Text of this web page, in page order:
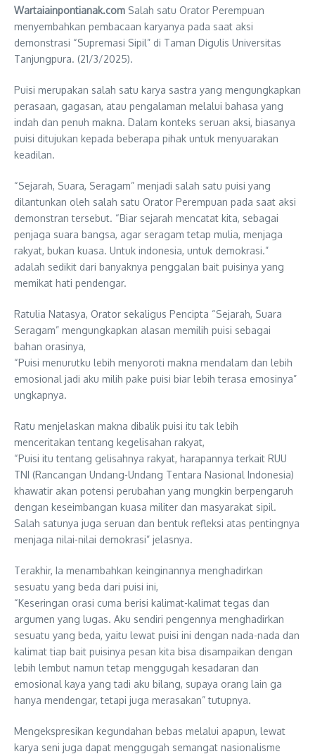
Wartaiainpontianak.com Salah satu Orator Perempuan
menyembahkan pembacaan karyanya pada saat aksi
demonstrasi “Supremasi Sipil” di Taman Digulis Universitas
Tanjungpura. (21/3/2025).
Puisi merupakan salah satu karya sastra yang mengungkapkan
perasaan, gagasan, atau pengalaman melalui bahasa yang
indah dan penuh makna. Dalam konteks seruan aksi, biasanya
puisi ditujukan kepada beberapa pihak untuk menyuarakan
keadilan.
“Sejarah, Suara, Seragam” menjadi salah satu puisi yang
dilantunkan oleh salah satu Orator Perempuan pada saat aksi
demonstran tersebut. “Biar sejarah mencatat kita, sebagai
penjaga suara bangsa, agar seragam tetap mulia, menjaga
rakyat, bukan kuasa. Untuk indonesia, untuk demokrasi.”
adalah sedikit dari banyaknya penggalan bait puisinya yang
memikat hati pendengar.
Ratulia Natasya, Orator sekaligus Pencipta “Sejarah, Suara
Seragam” mengungkapkan alasan memilih puisi sebagai
bahan orasinya,
“Puisi menurutku lebih menyoroti makna mendalam dan lebih
emosional jadi aku milih pake puisi biar lebih terasa emosinya”
ungkapnya.
Ratu menjelaskan makna dibalik puisi itu tak lebih
menceritakan tentang kegelisahan rakyat,
“Puisi itu tentang gelisahnya rakyat, harapannya terkait RUU
TNI (Rancangan Undang-Undang Tentara Nasional Indonesia)
khawatir akan potensi perubahan yang mungkin berpengaruh
dengan keseimbangan kuasa militer dan masyarakat sipil.
Salah satunya juga seruan dan bentuk refleksi atas pentingnya
menjaga nilai-nilai demokrasi” jelasnya.
Terakhir, Ia menambahkan keinginannya menghadirkan
sesuatu yang beda dari puisi ini,
“Keseringan orasi cuma berisi kalimat-kalimat tegas dan
argumen yang lugas. Aku sendiri pengennya menghadirkan
sesuatu yang beda, yaitu lewat puisi ini dengan nada-nada dan
kalimat tiap bait puisinya pesan kita bisa disampaikan dengan
lebih lembut namun tetap menggugah kesadaran dan
emosional kaya yang tadi aku bilang, supaya orang lain ga
hanya mendengar, tetapi juga merasakan” tutupnya.
Mengekspresikan kegundahan bebas melalui apapun, lewat
karya seni juga dapat menggugah semangat nasionalisme